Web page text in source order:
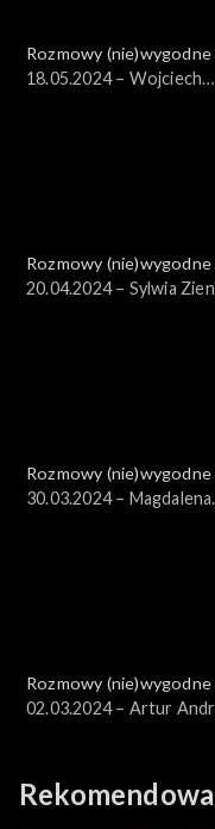
Rozmowy (nie)wygodne
18.05.2024 – Wojciech
Rozmowy (nie)wygodne
20.04.2024 – Sylwia
Rozmowy (nie)wygodne
30.03.2024 – Magdalena
Rozmowy (nie)wygodne
02.03.2024 – Artur